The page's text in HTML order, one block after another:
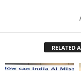
RELATED